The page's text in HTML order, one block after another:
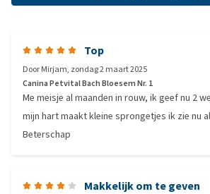
Top
DoorMirjam, zondag 2 maart 2025
Canina Petvital Bach Bloesem Nr. 1
Me meisje al maanden in rouw, ik geef nu 2
mijn hart maakt kleine sprongetjes ik zie nu
Beterschap
Makkelijk om te geven